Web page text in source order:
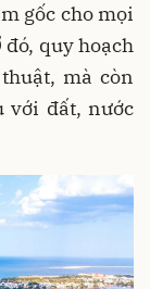
gốc cho mọi
quy hoạch
mà còn
với đất, nước